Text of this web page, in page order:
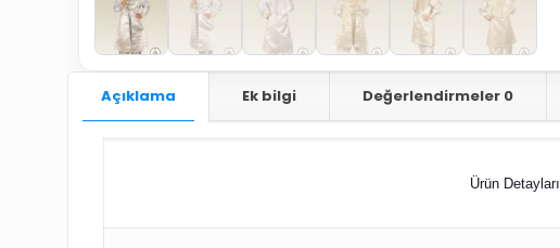
Açıklama Ek bilgi Değerlendirmeler 0
Ürün Detayları